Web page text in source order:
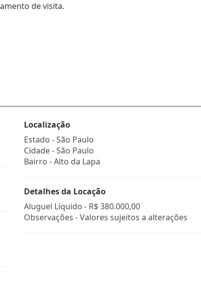
de visita.
Localização
Estado -São Paulo
Cidade -São Paulo
Bairro -Alto da Lapa
Detalhes da Locação
Aluguel Líquido - R$ 380.000,00
Observações - Valores sujeitos a alterações